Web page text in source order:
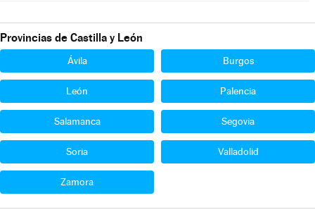
Provincias de Castilla y León
Ávila Burgos
León Palencia
Salamanca Segovia
Soria Valladolid
Zamora